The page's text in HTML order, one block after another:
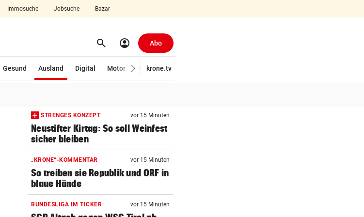
Immosuche Jobsuche Bazar
search Suchen
account_circle Abo
Gesund Ausland
Digital
Motor Wirtschaft
krone.tv
STRENGES KONZEPT vor 15 Minuten
Neustifter Kirtag: So soll Weinfest
sicher bleiben
„KRONE“-KOMMENTAR vor 15 Minuten
So treiben sie Republik und ORF in
blaue Hände
BUNDESLIGA IM TICKER vor 15 Minuten